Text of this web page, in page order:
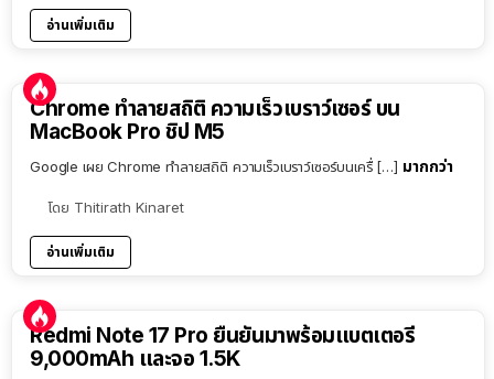
อ่านเพิ่มเติม
Chrome ทำลายสถิติ ความเร็วเบราว์เซอร์ บน
MacBook Pro ชิป M5
Google เผย Chrome ทำลายสถิติ ความเร็วเบราว์เซอร์บนเครื่ […] มากกว่า
โดย Thitirath Kinaret
อ่านเพิ่มเติม
Redmi Note 17 Pro ยืนยันมาพร้อมแบตเตอรี่
9,000mAh และจอ 1.5K